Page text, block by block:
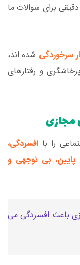
برای سوالات ما
سرخوردگی شده اند،
و رفتارهای
مجازی
را با افسردگی،
بی توجهی و
باعث افسردگی می